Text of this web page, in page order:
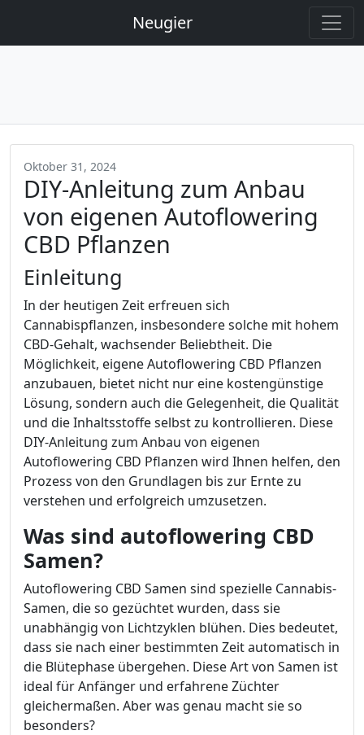
Neugier
Oktober 31, 2024
DIY-Anleitung zum Anbau
von eigenen Autoflowering
CBD Pflanzen
Einleitung
In der heutigen Zeit erfreuen sich
Cannabispflanzen, insbesondere solche mit hohem
CBD-Gehalt, wachsender Beliebtheit. Die
Möglichkeit, eigene Autoflowering CBD Pflanzen
anzubauen, bietet nicht nur eine kostengünstige
Lösung, sondern auch die Gelegenheit, die Qualität
und die Inhaltsstoffe selbst zu kontrollieren. Diese
DIY-Anleitung zum Anbau von eigenen
Autoflowering CBD Pflanzen wird Ihnen helfen, den
Prozess von den Grundlagen bis zur Ernte zu
verstehen und erfolgreich umzusetzen.
Was sind autoflowering CBD
Samen?
Autoflowering CBD Samen sind spezielle Cannabis-
Samen, die so gezüchtet wurden, dass sie
unabhängig von Lichtzyklen blühen. Dies bedeutet,
dass sie nach einer bestimmten Zeit automatisch in
die Blütephase übergehen. Diese Art von Samen ist
ideal für Anfänger und erfahrene Züchter
gleichermaßen. Aber was genau macht sie so
besonders?